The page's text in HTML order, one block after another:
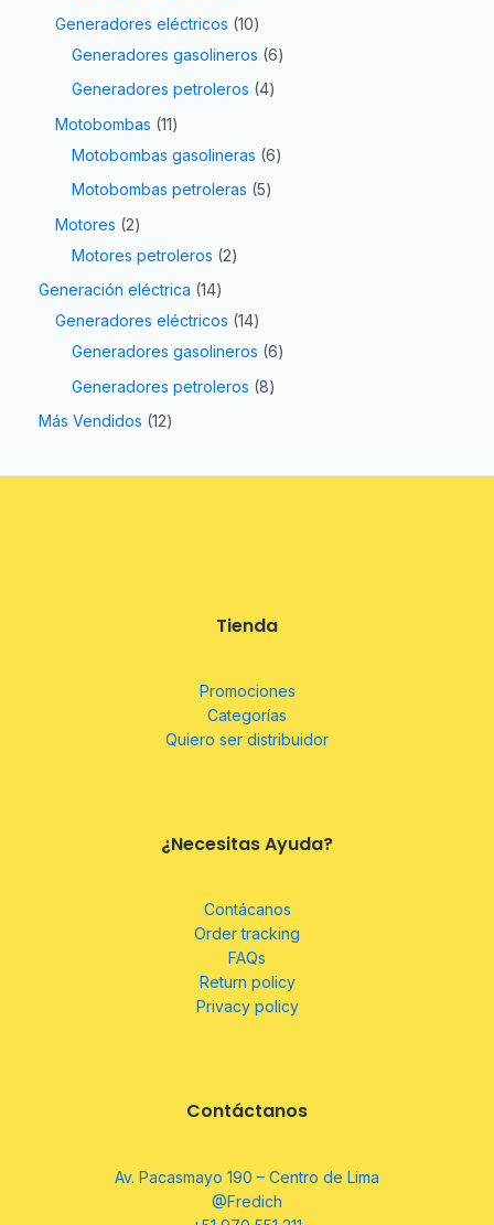
Generadores eléctricos 10
Generadores gasolineros 6
Generadores petroleros 4
Motobombas 11
Motobombas gasolineras 6
Motobombas petroleras 5
Motores
2
Motores petroleros
2
Generación eléctrica 14
Generadores eléctricos 14
Generadores gasolineros 6
Generadores petroleros 8
Más Vendidos 12
Tienda
Promociones
Categorías
Quiero ser distribuidor
¿Necesitas Ayuda?
Contácanos
Order tracking
FAQs
Return policy
Privacy policy
Contáctanos
Av. Pacasmayo 190 – Centro de Lima
@Fredich